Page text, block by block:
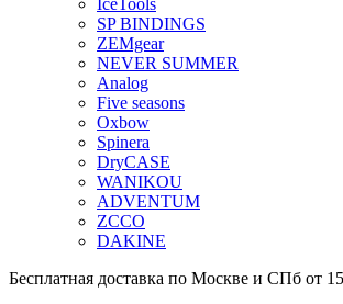
IceTools
SP BINDINGS
ZEMgear
NEVER SUMMER
Analog
Five seasons
Oxbow
Spinera
DryCASE
WANIKOU
ADVENTUM
ZCCO
DAKINE
Бесплатная доставка по Москве и СПб от